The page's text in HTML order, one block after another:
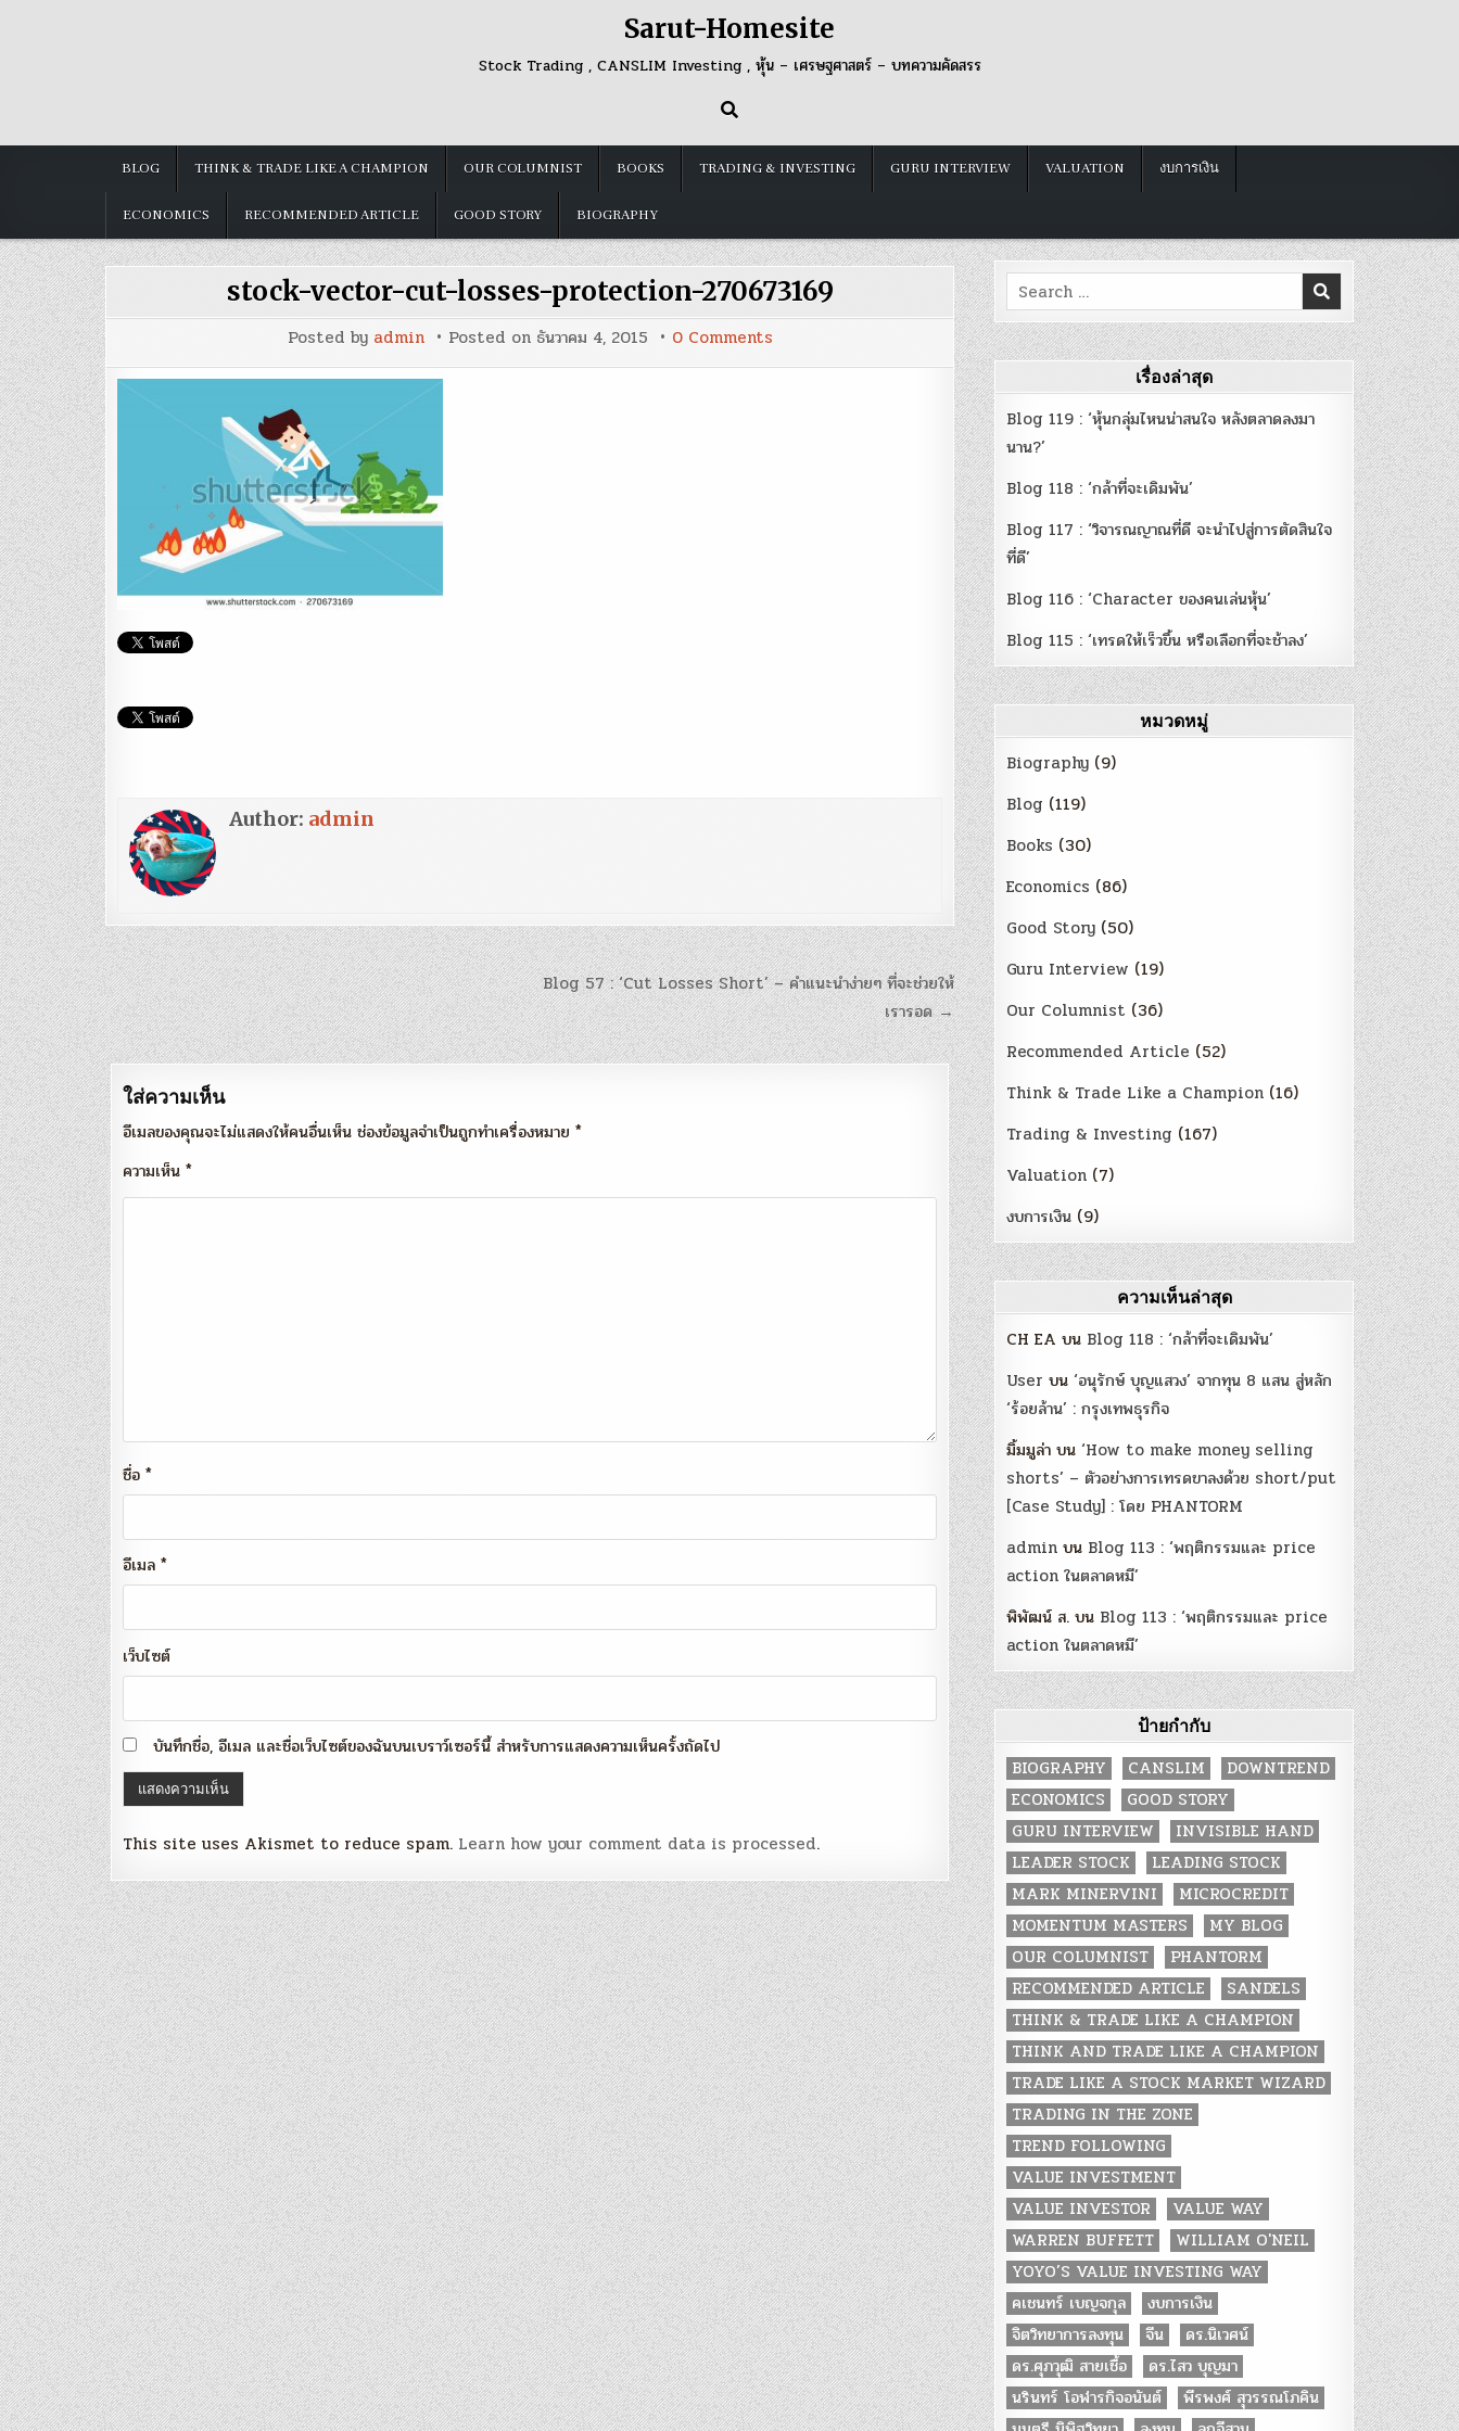
Sarut-Homesite
Stock Trading , CANSLIM Investing , หุ้น – เศรษฐศาสตร์ – บทความคัดสรร
BLOG THINK & TRADE LIKE A CHAMPION OUR COLUMNIST BOOKS TRADING & INVESTING GURU INTERVIEW VALUATION งบการเงิน
ECONOMICS RECOMMENDED ARTICLE GOOD STORY BIOGRAPHY
stock-vector-cut-losses-protection-270673169
Posted by admin Posted on ธันวาคม 4, 2015 0 Commentson
vector-
Author: admin
แนะแนว
เรื่อง
Blog 57 : ‘Cut Losses Short’ – คำแนะนำง่ายๆ ที่จะช่วยให้
เรารอด →
ใส่ความเห็น
อีเมลของคุณจะไม่แสดงให้คนอื่นเห็น ช่องข้อมูลจำเป็นถูกทำเครื่องหมาย *
ความเห็น *
ชื่อ *
อีเมล *
เว็บไซต์
บันทึกชื่อ, อีเมล และชื่อเว็บไซต์ของฉันบนเบราว์เซอร์นี้ สำหรับการแสดงความเห็นครั้งถัดไป
This site uses Akismet to reduce spam. Learn how your comment data is processed.
Search
for:
เรื่องล่าสุด
Blog 119 : ‘หุ้นกลุ่มไหนน่าสนใจ หลังตลาดลงมา
นาน?’
Blog 118 : ‘กล้าที่จะเดิมพัน’
Blog 117 : ‘วิจารณญาณที่ดี จะนำไปสู่การตัดสินใจ
ที่ดี’
Blog 116 : ‘Character ของคนเล่นหุ้น’
Blog 115 : ‘เทรดให้เร็วขึ้น หรือเลือกที่จะช้าลง’
หมวดหมู่
Biography (9)
Blog (119)
Books (30)
Economics (86)
Good Story (50)
Guru Interview (19)
Our Columnist (36)
Recommended Article (52)
Think & Trade Like a Champion (16)
Trading & Investing (167)
Valuation (7)
งบการเงิน (9)
ความเห็นล่าสุด
CH EA บน Blog 118 : ‘กล้าที่จะเดิมพัน’
User บน‘อนุรักษ์ บุญแสวง’ จากทุน 8 แสน สู่หลัก
‘ร้อยล้าน’ : กรุงเทพธุรกิจ
มิ้มมูล่า บน‘How to make money selling
shorts’ – ตัวอย่างการเทรดขาลงด้วย short/put
[Case Study] : โดย PHANTORM
admin บน Blog 113 : ‘พฤติกรรมและ price
action ในตลาดหมี’
พิพัฒน์ ส. บน Blog 113 : ‘พฤติกรรมและ price
action ในตลาดหมี’
ป้ายกำกับ
BIOGRAPHY CANSLIM
DOWNTREND
ECONOMICS
GOOD STORY
GURU INTERVIEW
INVISIBLE HAND
LEADER STOCK
LEADING STOCK
MARK MINERVINI
MICROCREDIT
MOMENTUM MASTERS
MY BLOG
OUR COLUMNIST
PHANTORM
RECOMMENDED ARTICLE
SANDELS
THINK & TRADE LIKE A CHAMPION
THINK AND TRADE LIKE A CHAMPION
TRADE LIKE A STOCK MARKET WIZARD
TRADING IN THE ZONE
TREND FOLLOWING
VALUE INVESTMENT
VALUE INVESTOR
VALUE WAY
WARREN BUFFETT
WILLIAM O'NEIL
YOYO’S VALUE INVESTING WAY
คเชนทร์ เบญจกุล
งบการเงิน
จิตวิทยาการลงทุน
จีน
ดร.นิเวศน์
ดร.ศุภวุฒิ สายเชื้อ
ดร.ไสว บุญมา
นรินทร์ โอฬารกิจอนันต์
พีรพงศ์ สุวรรณโภคิน